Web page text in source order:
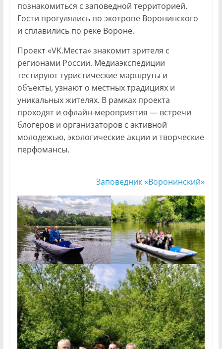
познакомиться с заповедной территорией.
Гости прогулялись по экотропе Воронинского
и сплавились по реке Вороне.
Проект «VK.Места» знакомит зрителя с
регионами России. Медиаэкспедиции
тестируют туристические маршруты и
объекты, узнают о местных традициях и
уникальных жителях. В рамках проекта
проходят и офлайн-мероприятия — встречи
блогеров и организаторов с активной
молодежью, экологические акции и творческие
перфомансы.
Заповедник «Воронинский»